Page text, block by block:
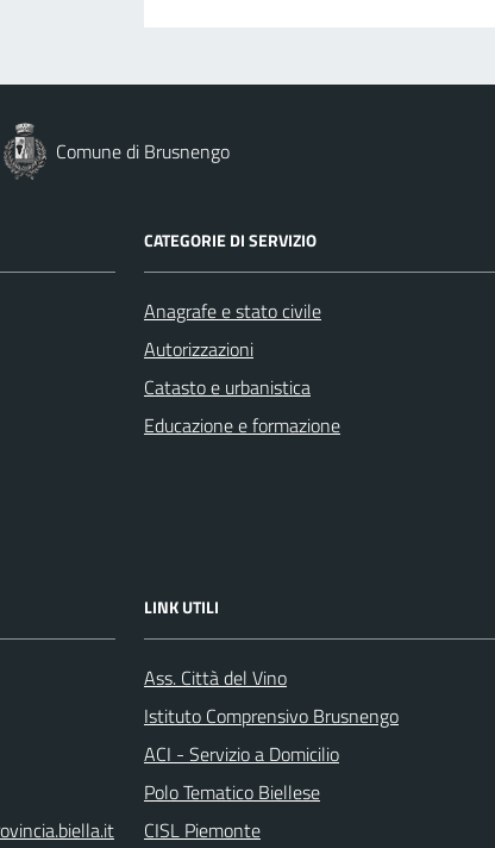
Comune di Brusnengo
CATEGORIE DI SERVIZIO
Anagrafe e stato civile
Autorizzazioni
Catasto e urbanistica
Educazione e formazione
LINK UTILI
Ass. Città del Vino
Istituto Comprensivo Brusnengo
ACI - Servizio a Domicilio
Polo Tematico Biellese
CISL Piemonte